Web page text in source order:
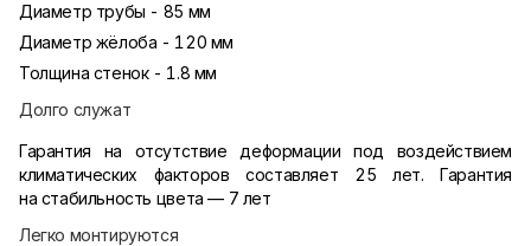
Диаметр трубы - 85 мм
Диаметр жёлоба - 120 мм
Толщина стенок - 1.8 мм
Долго служат
Гарантия на отсутствие деформации под воздействием
климатических факторов составляет 25 лет. Гарантия
на стабильность цвета — 7 лет
Легко монтируются